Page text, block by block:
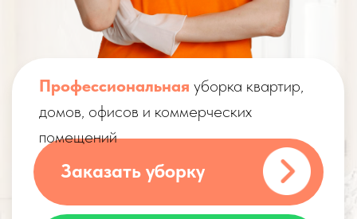
Бригаду клинеров
сопровождает бригадир
Оборудование, стремянки и
химию привозим с собой
Цена окончательная и не
изменится по приезду бригады